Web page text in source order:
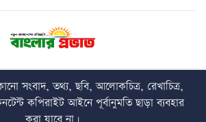
সংবাদ, তথ্য, ছবি, আলোকচিত্র, রেখাচিত্র,
কপিরাইট আইনে পূর্বানুমতি ছাড়া ব্যবহার